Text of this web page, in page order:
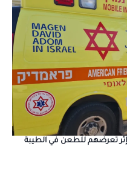
تعرضهم للطعن في الطيبة